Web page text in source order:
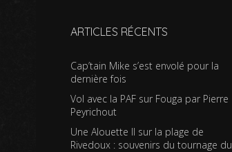
ARTICLES RÉCENTS
Cap’tain Mike s’est envolé pour la
dernière fois
Vol avec la PAF sur Fouga par Pierre
Peyrichout
Une Alouette II sur la plage de
Rivedoux : souvenirs du tournage du